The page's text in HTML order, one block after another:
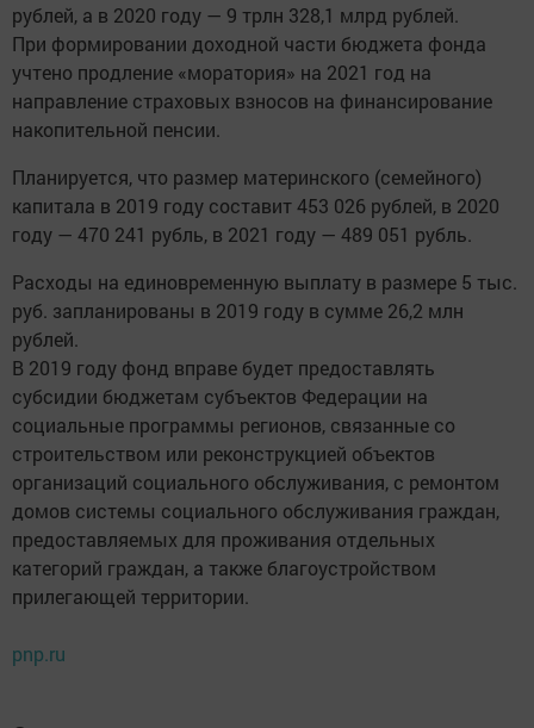
рублей, а в 2020 году — 9 трлн 328,1 млрд рублей.
При формировании доходной части бюджета фонда
учтено продление «моратория» на 2021 год на
направление страховых взносов на финансирование
накопительной пенсии.
Планируется, что размер материнского (семейного)
капитала в 2019 году составит 453 026 рублей, в 2020
году — 470 241 рубль, в 2021 году — 489 051 рубль.
Расходы на единовременную выплату в размере 5 тыс.
руб. запланированы в 2019 году в сумме 26,2 млн
рублей.
В 2019 году фонд вправе будет предоставлять
субсидии бюджетам субъектов Федерации на
социальные программы регионов, связанные со
строительством или реконструкцией объектов
организаций социального обслуживания, с ремонтом
домов системы социального обслуживания граждан,
предоставляемых для проживания отдельных
категорий граждан, а также благоустройством
прилегающей территории.
pnp.ru